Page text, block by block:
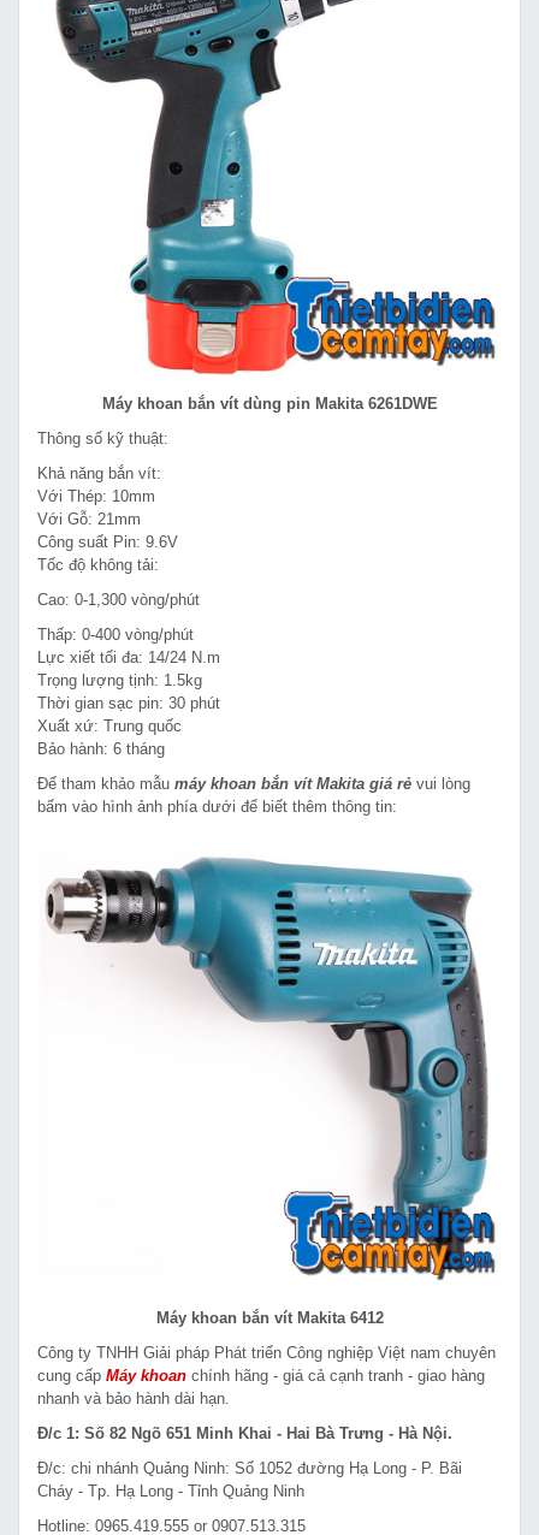
Máy khoan bắn vít dùng pin Makita 6261DWE
Thông số kỹ thuật:
Khả năng bắn vít:
Với Thép: 10mm
Với Gỗ: 21mm
Công suất Pin: 9.6V
Tốc độ không tải:
Cao: 0-1,300 vòng/phút
Thấp: 0-400 vòng/phút
Lực xiết tối đa: 14/24 N.m
Trọng lượng tịnh: 1.5kg
Thời gian sạc pin: 30 phút
Xuất xứ: Trung quốc
Bảo hành: 6 tháng
Để tham khảo mẫu máy khoan bắn vít Makita giá rẻ vui lòng
bấm vào hình ảnh phía dưới để biết thêm thông tin:
Máy khoan bắn vít Makita 6412
Công ty TNHH Giải pháp Phát triển Công nghiệp Việt nam chuyên
cung cấp Máy khoan chính hãng - giá cả cạnh tranh - giao hàng
nhanh và bảo hành dài hạn.
Đ/c 1: Số 82 Ngõ 651 Minh Khai - Hai Bà Trưng - Hà Nội.
Đ/c: chi nhánh Quảng Ninh: Số 1052 đường Hạ Long - P. Bãi
Cháy - Tp. Hạ Long - Tỉnh Quảng Ninh
Hotline: 0965.419.555 or 0907.513.315